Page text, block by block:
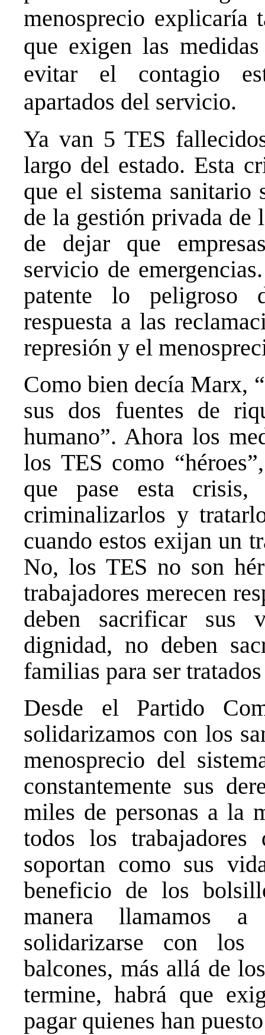
menosprecio explicaría
que exigen las
evitar el contagio
apartados del servicio.
Ya van 5 TES
largo del estado. Esta
que el sistema sanitario
de la gestión privada de
de dejar que
servicio de
patente lo peligroso
respuesta a las
represión y el
Como bien decía Marx,
sus dos fuentes de
humano”. Ahora los
los TES como
que pase esta crisis,
criminalizarlos y
cuando estos exijan un
No, los TES no son
trabajadores merecen
deben sacrificar sus
dignidad, no deben
familias para ser
Desde el Partido
solidarizamos con los
menosprecio del
constantemente sus
miles de personas a la
todos los
soportan como sus
beneficio de los
manera llamamos
solidarizarse con
balcones, más allá de
termine, habrá que
pagar quienes han